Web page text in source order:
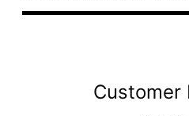
Customer